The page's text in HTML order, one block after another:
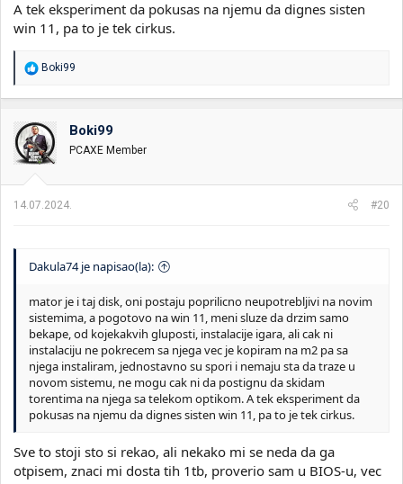
A tek eksperiment da pokusas na njemu da dignes sisten
win 11, pa to je tek cirkus.
R
a
o
v
a
n
:
Boki99
Boki99
PCAXE Member
14.07.2024. #20
Dakula74 je napisao(la):
mator je i taj disk, oni postaju poprilicno neupotrebljivi na novim
sistemima, a pogotovo na win 11, meni sluze da drzim samo
bekape, od kojekakvih gluposti, instalacije igara, ali cak ni
instalaciju ne pokrecem sa njega vec je kopiram na m2 pa sa
njega instaliram, jednostavno su spori i nemaju sta da traze u
novom sistemu, ne mogu cak ni da postignu da skidam
torentima na njega sa telekom optikom. A tek eksperiment da
pokusas na njemu da dignes sisten win 11, pa to je tek cirkus.
Sve to stoji sto si rekao, ali nekako mi se neda da ga
otpisem, znaci mi dosta tih 1tb, proverio sam u BIOS-u, vec